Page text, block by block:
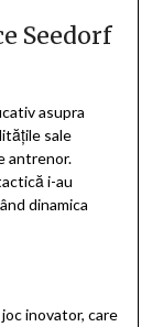
Seedorf
asupra
sale
antrenor.
i-au
dinamica
inovator, care